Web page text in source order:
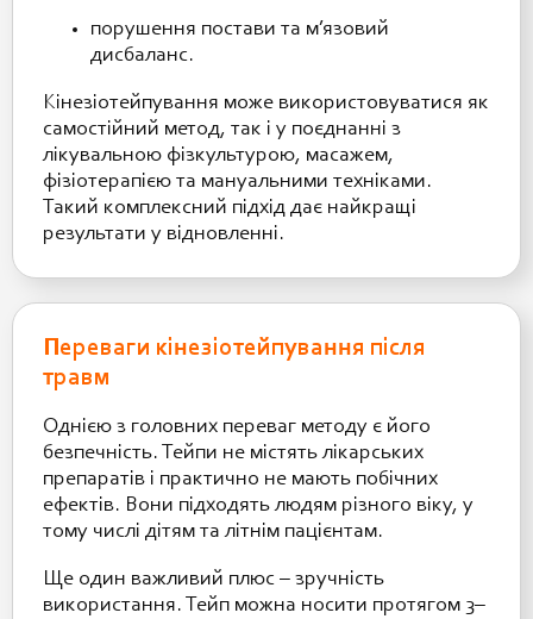
порушення постави та м’язовий
дисбаланс.
Кінезіотейпування може використовуватися як
самостійний метод, так і у поєднанні з
лікувальною фізкультурою, масажем,
фізіотерапією та мануальними техніками.
Такий комплексний підхід дає найкращі
результати у відновленні.
Переваги кінезіотейпування після
травм
Однією з головних переваг методу є його
безпечність. Тейпи не містять лікарських
препаратів і практично не мають побічних
ефектів. Вони підходять людям різного віку, у
тому числі дітям та літнім пацієнтам.
Ще один важливий плюс – зручність
використання. Тейп можна носити протягом 3–